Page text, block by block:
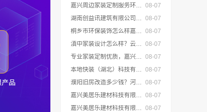
嘉兴周边家装定制服务环保材料，美派建材 08-07
湖南创益讯建筑有限公司 湖南口碑好的装修环保材料全包公司 08-07
桐乡市环保装饰怎么样嘉兴锦居装饰材料有限公司 08-07
滇中家装设计怎么样？云南至高新型建材有限公司专业靠谱 08-07
专业家装定制优质，嘉兴绿色之家建材科技有限公司提供一站式装修服务 08-07
本地快装（湖北）科技有限公司光谷极速装居家装修毛坯房 08-07
濮阳旧房改造多少钱？河南璟臻环保建材有限公司透明报价 08-07
嘉兴美居乐建材科技有限公司专业家装品质靠谱有保障 08-07
嘉兴美居乐建材科技有限公司新房装修空间规划施工案例 08-07